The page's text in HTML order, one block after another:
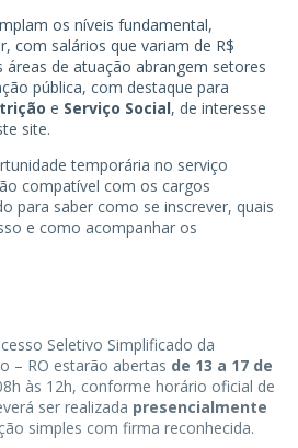
os níveis fundamental,
com salários que variam de R$
áreas de atuação abrangem setores
pública, com destaque para
e Serviço Social, de interesse
site.
temporária no serviço
compatível com os cargos
para saber como se inscrever, quais
e como acompanhar os
Seletivo Simplificado da
– RO estarão abertas de 13 a 17 de
às 12h, conforme horário oficial de
ser realizada presencialmente
simples com firma reconhecida.